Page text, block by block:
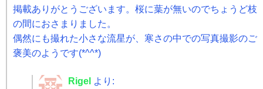
掲載ありがとうございます。桜に葉が無いのでちょうど枝
の間におさまりました。
偶然にも撮れた小さな流星が、寒さの中での写真撮影のご
褒美のようです(*^^*)
Rigel より: